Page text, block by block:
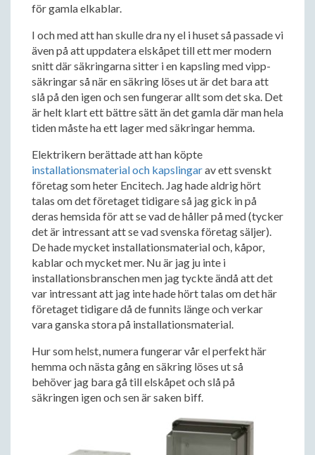
för gamla elkablar.
I och med att han skulle dra ny el i huset så passade vi
även på att uppdatera elskåpet till ett mer modern
snitt där säkringarna sitter i en kapsling med vipp-
säkringar så när en säkring löses ut är det bara att
slå på den igen och sen fungerar allt som det ska. Det
är helt klart ett bättre sätt än det gamla där man hela
tiden måste ha ett lager med säkringar hemma.
Elektrikern berättade att han köpte
installationsmaterial och kapslingarav ett svenskt
företag som heter Encitech. Jag hade aldrig hört
talas om det företaget tidigare så jag gick in på
deras hemsida för att se vad de håller på med (tycker
det är intressant att se vad svenska företag säljer).
De hade mycket installationsmaterial och, kåpor,
kablar och mycket mer. Nu är jag ju inte i
installationsbranschen men jag tyckte ändå att det
var intressant att jag inte hade hört talas om det här
företaget tidigare då de funnits länge och verkar
vara ganska stora på installationsmaterial.
Hur som helst, numera fungerar vår el perfekt här
hemma och nästa gång en säkring löses ut så
behöver jag bara gå till elskåpet och slå på
säkringen igen och sen är saken biff.